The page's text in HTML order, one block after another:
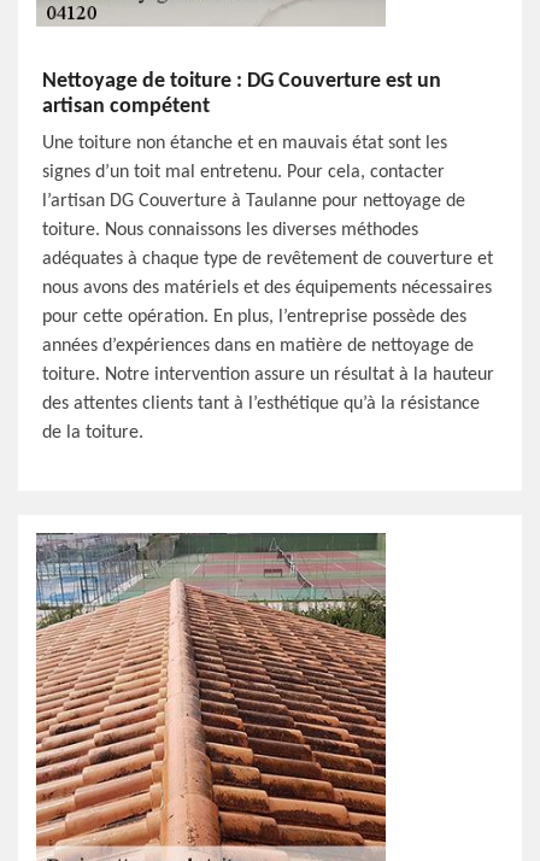
Nettoyage de toiture : DG Couverture est un
artisan compétent
Une toiture non étanche et en mauvais état sont les
signes d’un toit mal entretenu. Pour cela, contacter
l’artisan DG Couverture à Taulanne pour nettoyage de
toiture. Nous connaissons les diverses méthodes
adéquates à chaque type de revêtement de couverture et
nous avons des matériels et des équipements nécessaires
pour cette opération. En plus, l’entreprise possède des
années d’expériences dans en matière de nettoyage de
toiture. Notre intervention assure un résultat à la hauteur
des attentes clients tant à l’esthétique qu’à la résistance
de la toiture.